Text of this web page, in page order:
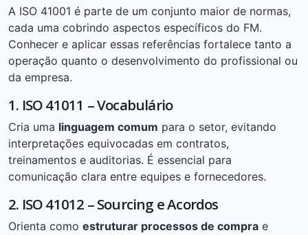
A ISO 41001 é parte de um conjunto maior de normas,
cada uma cobrindo aspectos específicos do FM.
Conhecer e aplicar essas referências fortalece tanto a
operação quanto o desenvolvimento do profissional ou
da empresa.
1. ISO 41011 – Vocabulário
Cria uma linguagem comum para o setor, evitando
interpretações equivocadas em contratos,
treinamentos e auditorias. É essencial para
comunicação clara entre equipes e fornecedores.
2. ISO 41012 – Sourcing e Acordos
Orienta como estruturar processos de compra e